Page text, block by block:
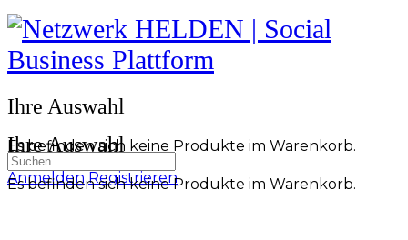
Toggle
Side
Panel
More
options
Ihre Auswahl
Es befinden sich keine Produkte im Warenkorb.
Anmelden Registrieren
Ihre Auswahl
Es befinden sich keine Produkte im Warenkorb.
Suchen
nach: